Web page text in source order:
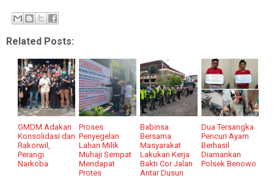
Related Posts:
GMDM Adakan
Konsolidasi dan
Rakorwil,
Perangi
Narkoba
Proses
Penyegelan
Lahan Milik
Muhaji Sempat
Mendapat
Protes
Babinsa
Bersama
Masyarakat
Lakukan Kerja
Bakti Cor Jalan
Antar Dusun
Dua Tersangka
Pencuri Ayam
Berhasil
Diamankan
Polsek Benowo